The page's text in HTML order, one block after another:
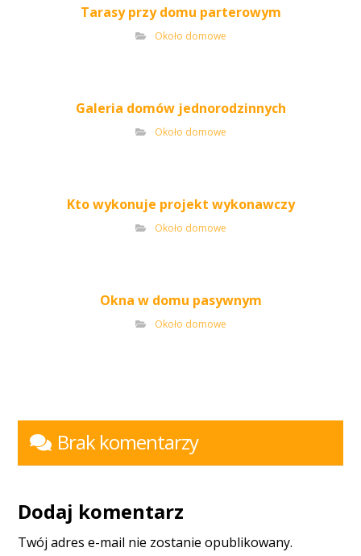
Tarasy przy domu parterowym
Około domowe
Galeria domów jednorodzinnych
Około domowe
Kto wykonuje projekt wykonawczy
Około domowe
Okna w domu pasywnym
Około domowe
Brak komentarzy
Dodaj komentarz
Twój adres e-mail nie zostanie opublikowany.